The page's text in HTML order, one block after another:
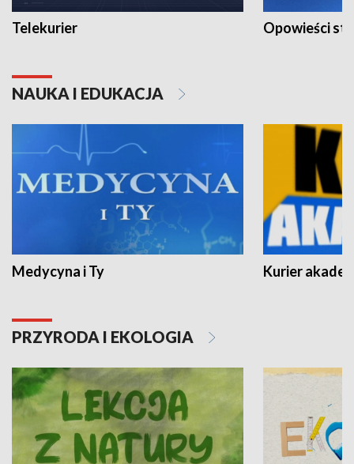
Telekurier Opowieści
NAUKA I EDUKACJA
Medycyna i Ty Kurier
PRZYRODA I EKOLOGIA